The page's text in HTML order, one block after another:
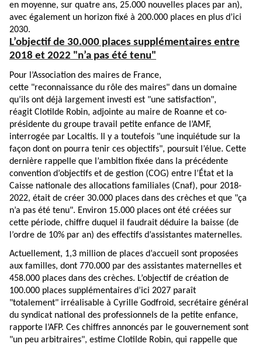
en moyenne, sur quatre ans, 25.000 nouvelles places par an),
avec également un horizon fixé à 200.000 places en plus d’ici
2030.
L’objectif de 30.000 places supplémentaires entre
2018 et 2022 "n’a pas été tenu"
Pour l’Association des maires de France,
cette "reconnaissance du rôle des maires" dans un domaine
qu’ils ont déjà largement investi est "une satisfaction",
réagit Clotilde Robin, adjointe au maire de Roanne et co-
présidente du groupe travail petite enfance de l’AMF,
interrogée par Localtis. Il y a toutefois "une inquiétude sur la
façon dont on pourra tenir ces objectifs", poursuit l’élue. Cette
dernière rappelle que l’ambition fixée dans la précédente
convention d’objectifs et de gestion (COG) entre l’État et la
Caisse nationale des allocations familiales (Cnaf), pour 2018-
2022, était de créer 30.000 places dans des crèches et que "ça
n’a pas été tenu". Environ 15.000 places ont été créées sur
cette période, chiffre duquel il faudrait déduire la baisse (de
l’ordre de 10% par an) des effectifs d’assistantes maternelles.
Actuellement, 1,3 million de places d’accueil sont proposées
aux familles, dont 770.000 par des assistantes maternelles et
458.000 places dans des crèches. L’objectif de création de
100.000 places supplémentaires d’ici 2027 paraît
"totalement" irréalisable à Cyrille Godfroid, secrétaire général
du syndicat national des professionnels de la petite enfance,
rapporte l’AFP. Ces chiffres annoncés par le gouvernement sont
"un peu arbitraires", estime Clotilde Robin, qui rappelle que